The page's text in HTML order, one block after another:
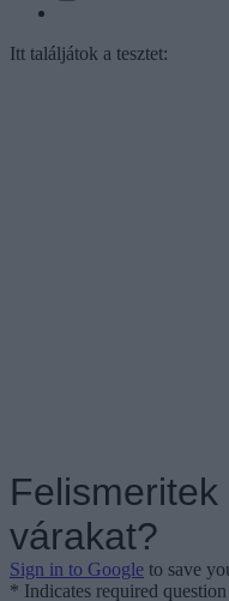
Itt találjátok a tesztet: